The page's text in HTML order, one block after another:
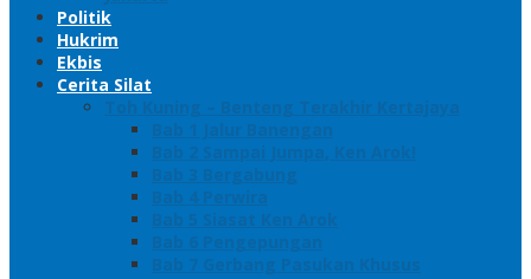
Politik
Hukrim
Ekbis
Cerita Silat
Toh Kuning – Benteng Terakhir Kertajaya
Bab 1 Jalur Banengan
Bab 2 Sampai Jumpa, Ken Arok!
Bab 3 Bergabung
Bab 4 Perwira
Bab 5 Siasat Ken Arok
Bab 6 Pengepungan
Bab 7 Gerbang Pasukan Khusus